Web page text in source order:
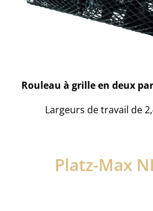
Rouleau à grille en deux
Largeurs de travail de
Platz-Max